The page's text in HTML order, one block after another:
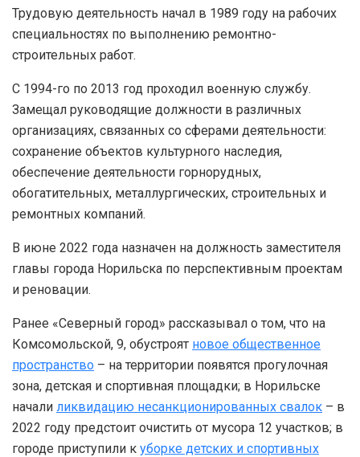
Трудовую деятельность начал в 1989 году на рабочих
специальностях по выполнению ремонтно-
строительных работ.
С 1994-го по 2013 год проходил военную службу.
Замещал руководящие должности в различных
организациях, связанных со сферами деятельности:
сохранение объектов культурного наследия,
обеспечение деятельности горнорудных,
обогатительных, металлургических, строительных и
ремонтных компаний.
В июне 2022 года назначен на должность заместителя
главы города Норильска по перспективным проектам
и реновации.
Ранее «Северный город» рассказывал о том, что на
Комсомольской, 9, обустроят новое общественное
пространство – на территории появятся прогулочная
зона, детская и спортивная площадки; в Норильске
начали ликвидацию несанкционированных свалок – в
2022 году предстоит очистить от мусора 12 участков; в
городе приступили к уборке детских и спортивных